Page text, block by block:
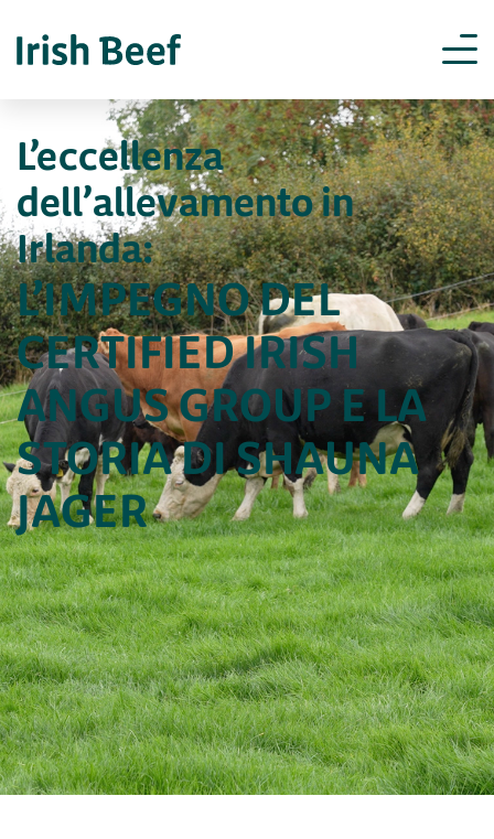
L’eccellenza
dell’allevamento in
Irlanda:
L’IMPEGNO DEL
CERTIFIED IRISH
ANGUS GROUP E LA
STORIA DI SHAUNA
JAGER